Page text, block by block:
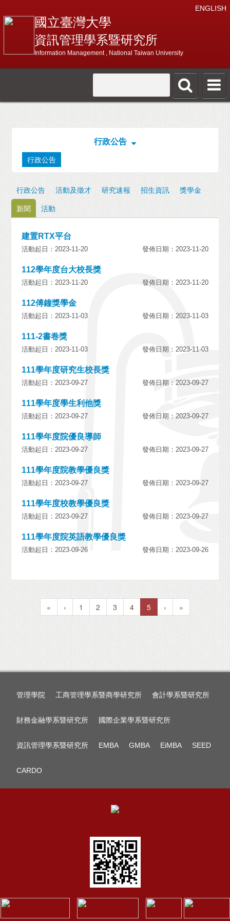
ENGLISH
國立臺灣大學
資訊管理學系暨研究所
Information Management , National Taiwan University
行政公告
行政公告
行政公告 活動及徵才 研究速報 招生資訊
獎學金
新聞
活動
建置RTX平台
活動起日：2023-11-20 發佈日期：2023-11-20
112學年度台大校長獎
活動起日：2023-11-20 發佈日期：2023-11-20
112傅鐘獎學金
活動起日：2023-11-03 發佈日期：2023-11-03
111-2書卷獎
活動起日：2023-11-03 發佈日期：2023-11-03
111學年度研究生校長獎
活動起日：2023-09-27 發佈日期：2023-09-27
111學年度學生利他獎
活動起日：2023-09-27 發佈日期：2023-09-27
111學年度院優良導師
活動起日：2023-09-27 發佈日期：2023-09-27
111學年度院教學優良獎
活動起日：2023-09-27 發佈日期：2023-09-27
111學年度校教學優良獎
活動起日：2023-09-27 發佈日期：2023-09-27
111學年度院英語教學優良獎
活動起日：2023-09-26 發佈日期：2023-09-26
« ‹ 1 2 3 4 5 › »
管理學院 工商管理學系暨商學研究所 會計學系暨研究所
財務金融學系暨研究所 國際企業學系暨研究所
資訊管理學系暨研究所 EMBA GMBA EiMBA SEED
CARDO